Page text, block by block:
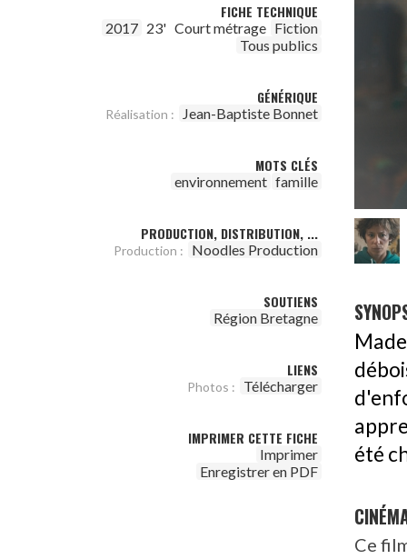
FICHE TECHNIQUE
2017 23' Court métrage Fiction
Tous publics
GÉNÉRIQUE
Réalisation : Jean-Baptiste Bonnet
MOTS CLÉS
environnement famille
PRODUCTION, DISTRIBUTION, ...
Production : Noodles Production
SOUTIENS
Région Bretagne
LIENS
Photos : Télécharger
IMPRIMER CETTE FICHE
Imprimer
Enregistrer en PDF
été
Ce